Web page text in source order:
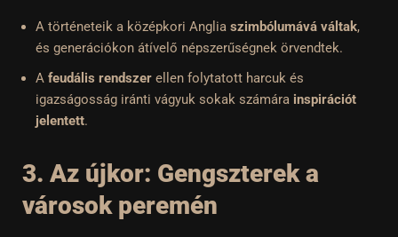
A történeteik a középkori Anglia szimbólumává váltak,
és generációkon átívelő népszerűségnek örvendtek.
A feudális rendszer ellen folytatott harcuk és
igazságosság iránti vágyuk sokak számára inspirációt
jelentett.
3. Az újkor: Gengszterek a
városok peremén